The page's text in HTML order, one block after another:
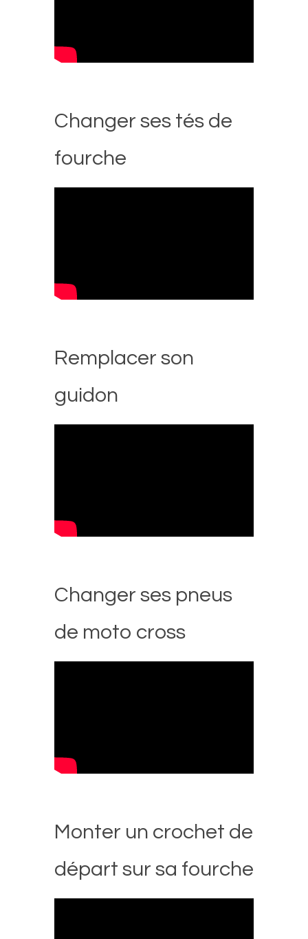
Changer ses tés de
fourche
Remplacer son
guidon
Changer ses pneus
de moto cross
Monter un crochet de
départ sur sa fourche